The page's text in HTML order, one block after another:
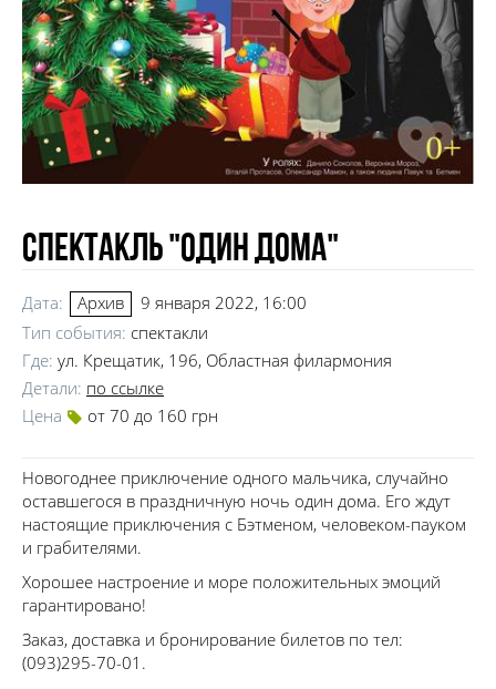
Спектакль "Один дома"
Дата: Архив
9 января 2022, 16:00
Тип события: спектакли
Где: ул. Крещатик, 196, Областная филармония
Детали: по ссылке
Цена
от 70 до 160 грн
Новогоднее приключение одного мальчика, случайно
оставшегося в праздничную ночь один дома. Его ждут
настоящие приключения с Бэтменом, человеком-пауком
и грабителями.
Хорошее настроение и море положительных эмоций
гарантировано!
Заказ, доставка и бронирование билетов по тел:
(093)295-70-01.